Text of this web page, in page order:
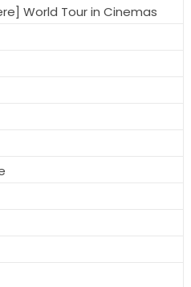
World Tour in Cinemas